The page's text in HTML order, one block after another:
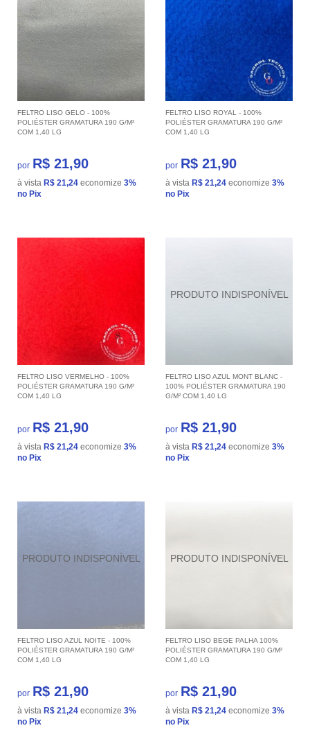
FELTRO LISO GELO - 100%
POLIÉSTER GRAMATURA 190 G/M²
COM 1,40 LG
por R$ 21,90
à vista R$ 21,24 economize 3%
no Pix
FELTRO LISO ROYAL - 100%
POLIÉSTER GRAMATURA 190 G/M²
COM 1,40 LG
por R$ 21,90
à vista R$ 21,24 economize 3%
no Pix
FELTRO LISO VERMELHO - 100%
POLIÉSTER GRAMATURA 190 G/M²
COM 1,40 LG
por R$ 21,90
à vista R$ 21,24 economize 3%
no Pix
FELTRO LISO AZUL MONT BLANC -
100% POLIÉSTER GRAMATURA 190
G/M² COM 1,40 LG
por R$ 21,90
à vista R$ 21,24 economize 3%
no Pix
FELTRO LISO AZUL NOITE - 100%
POLIÉSTER GRAMATURA 190 G/M²
COM 1,40 LG
por R$ 21,90
à vista R$ 21,24 economize 3%
no Pix
FELTRO LISO BEGE PALHA 100%
POLIÉSTER GRAMATURA 190 G/M²
COM 1,40 LG
por R$ 21,90
à vista R$ 21,24 economize 3%
no Pix